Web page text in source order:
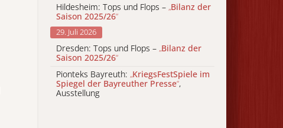
Hildesheim: Tops und Flops – „Bilanz der
Saison 2025/26“
29. Juli 2026
Dresden: Tops und Flops – „Bilanz der
Saison 2025/26“
Pionteks Bayreuth: „KriegsFestSpiele im
Spiegel der Bayreuther Presse“,
Ausstellung